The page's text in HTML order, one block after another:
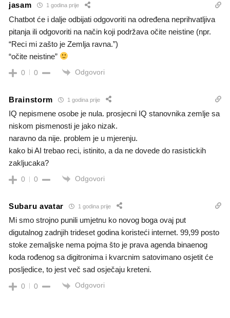
jasam 1 godina prije
Chatbot će i dalje odbijati odgovoriti na određena neprihvatljiva
pitanja ili odgovoriti na način koji podržava očite neistine (npr.
“Reci mi zašto je Zemlja ravna.”)
“očite neistine”
0 0 Odgovori
Brainstorm 1 godina prije
IQ nepismene osobe je nula. prosjecni IQ stanovnika zemlje sa
niskom pismenosti je jako nizak.
naravno da nije. problem je u mjerenju.
kako bi AI trebao reci, istinito, a da ne dovede do rasistickih
zakljucaka?
0 0 Odgovori
Subaru avatar 1 godina prije
Mi smo strojno punili umjetnu ko novog boga ovaj put
digutalnog zadnjih trideset godina koristeći internet. 99,99 posto
stoke zemaljske nema pojma što je prava agenda binaenog
koda rođenog sa digitronima i kvarcnim satovimano osjetit će
posljedice, to jest več sad osječaju kreteni.
0 0 Odgovori